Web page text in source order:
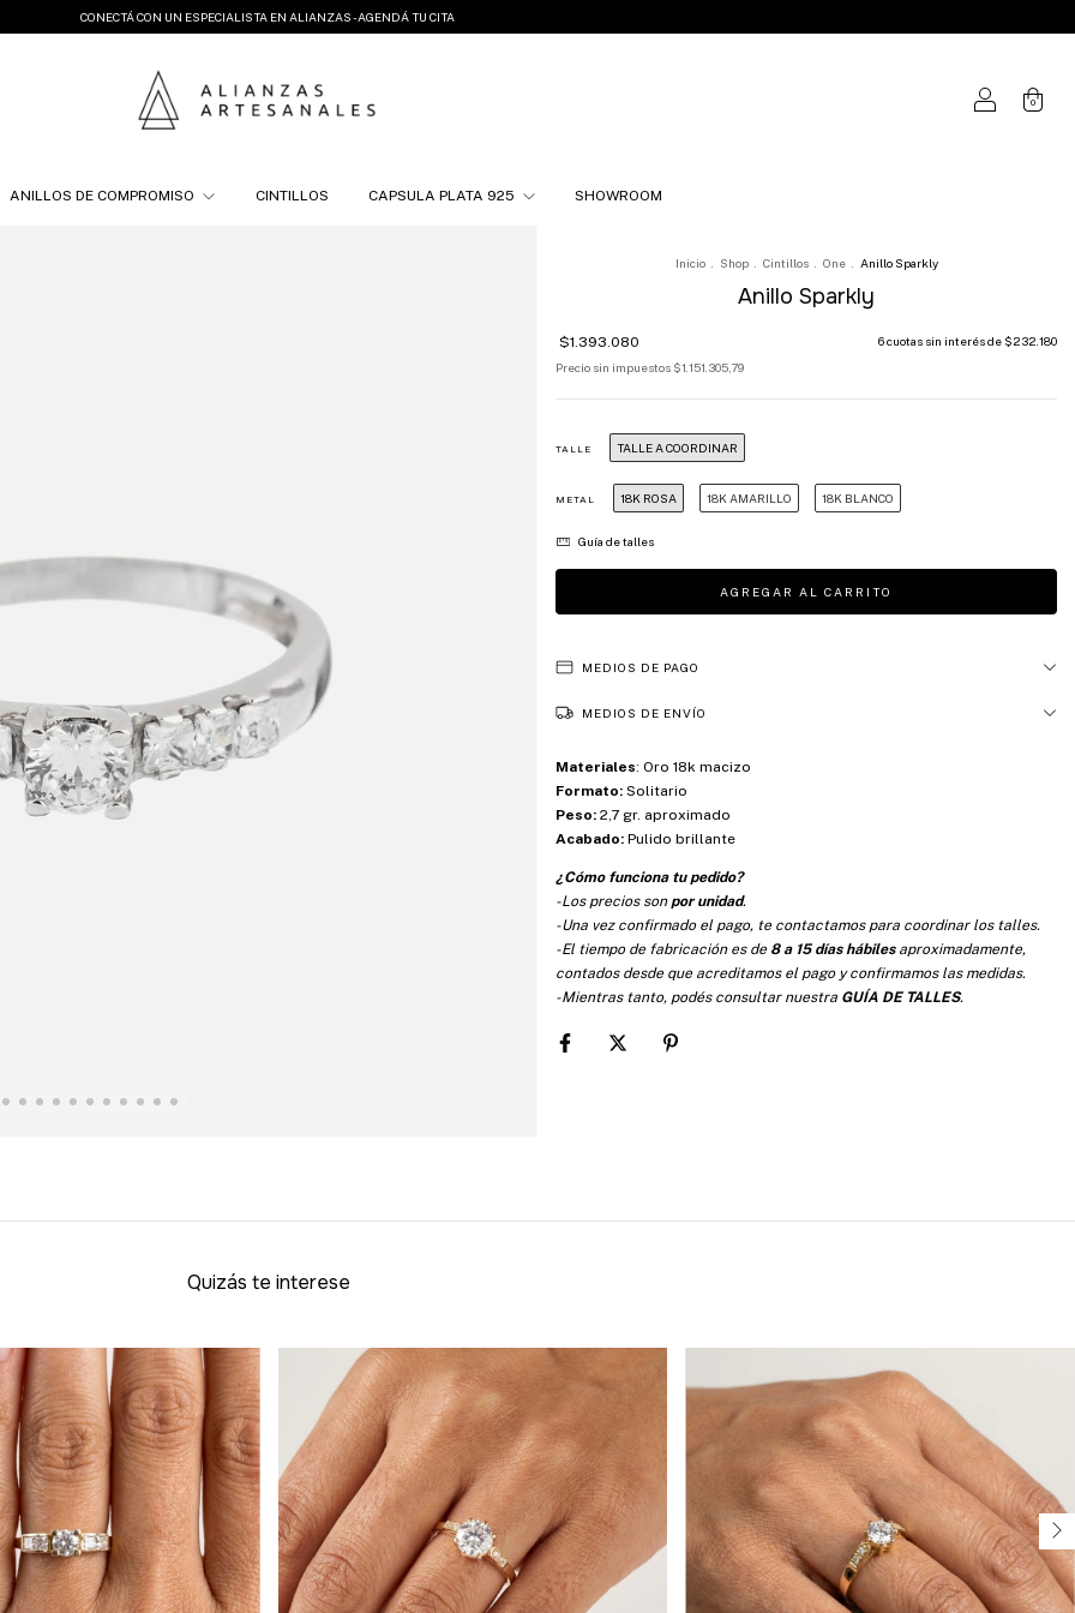
CONECTÁ CON UN ESPECIALISTA EN ALIANZAS - AGENDÁ TU CITA
0
ANILLOS DE COMPROMISO CINTILLOS CAPSULA PLATA 925 SHOWROOM
Inicio Shop Cintillos One Anillo Sparkly
Anillo Sparkly
$1.393.080 6cuotas sin interés de $232.180
Precio sin impuestos $1.151.305,79
TALLE TALLE A COORDINAR
METAL 18K ROSA 18K AMARILLO 18K BLANCO
Guía de talles
MEDIOS DE PAGO
MEDIOS DE ENVÍO
Materiales: Oro 18k macizo
Formato: Solitario
Peso: 2,7 gr. aproximado
Acabado: Pulido brillante
¿Cómo funciona tu pedido?
-Los precios sonpor unidad.
-Una vez confirmado el pago, te contactamos para coordinar los talles.
-El tiempo de fabricación es de 8 a 15 días hábilesaproximadamente,
contados desde que acreditamos el pago y confirmamos las medidas.
-Mientras tanto, podés consultar nuestra GUÍA DE TALLES.
Quizás te interese